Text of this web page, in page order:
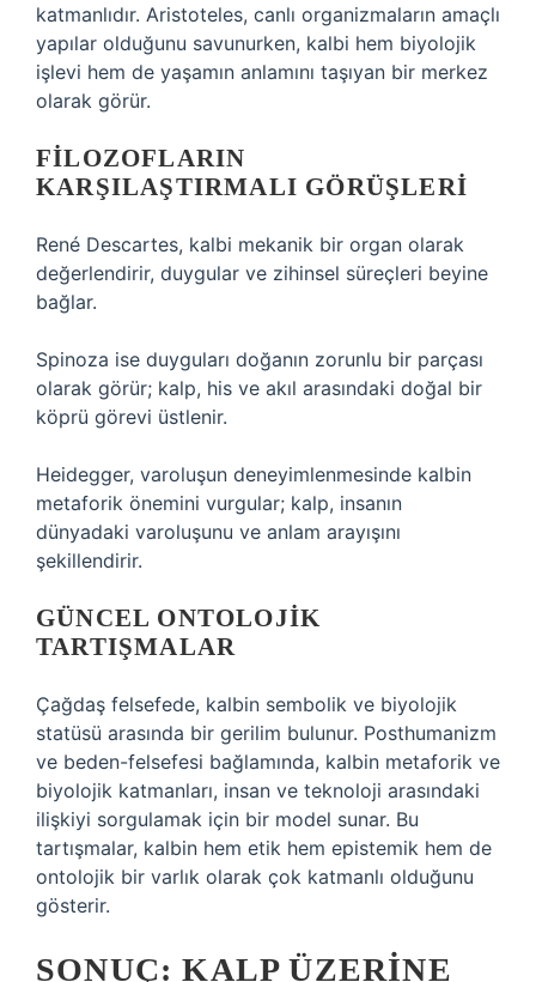
katmanlıdır. Aristoteles, canlı organizmaların amaçlı
yapılar olduğunu savunurken, kalbi hem biyolojik
işlevi hem de yaşamın anlamını taşıyan bir merkez
olarak görür.
FILOZOFLARIN
KARŞILAŞTIRMALI GÖRÜŞLERI
René Descartes, kalbi mekanik bir organ olarak
değerlendirir, duygular ve zihinsel süreçleri beyine
bağlar.
Spinoza ise duyguları doğanın zorunlu bir parçası
olarak görür; kalp, his ve akıl arasındaki doğal bir
köprü görevi üstlenir.
Heidegger, varoluşun deneyimlenmesinde kalbin
metaforik önemini vurgular; kalp, insanın
dünyadaki varoluşunu ve anlam arayışını
şekillendirir.
GÜNCEL ONTOLOJIK
TARTIŞMALAR
Çağdaş felsefede, kalbin sembolik ve biyolojik
statüsü arasında bir gerilim bulunur. Posthumanizm
ve beden-felsefesi bağlamında, kalbin metaforik ve
biyolojik katmanları, insan ve teknoloji arasındaki
ilişkiyi sorgulamak için bir model sunar. Bu
tartışmalar, kalbin hem etik hem epistemik hem de
ontolojik bir varlık olarak çok katmanlı olduğunu
gösterir.
SONUÇ: KALP ÜZERINE